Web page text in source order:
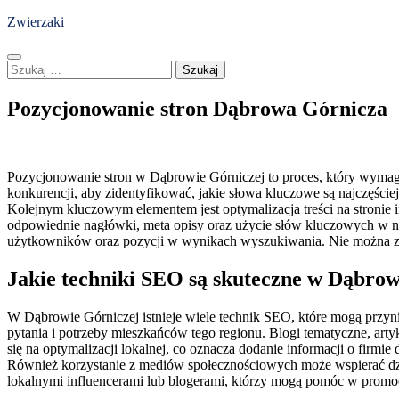
Skip
content
Zwierzaki
Szukaj:
Pozycjonowanie stron Dąbrowa Górnicza
Pozycjonowanie stron w Dąbrowie Górniczej to proces, który
konkurencji, aby zidentyfikować, jakie słowa kluczowe są
Kolejnym kluczowym elementem jest optymalizacja treści na
odpowiednie nagłówki, meta opisy oraz użycie słów kluczowych w
użytkowników oraz pozycji w wynikach wyszukiwania. Nie można
Jakie techniki SEO są skuteczne w
W Dąbrowie Górniczej istnieje wiele technik SEO, które mogą
pytania i potrzeby mieszkańców tego regionu. Blogi tematyczne,
się na optymalizacji lokalnej, co oznacza dodanie informacji o
Również korzystanie z mediów społecznościowych może wspierać
lokalnymi influencerami lub blogerami, którzy mogą pomóc w